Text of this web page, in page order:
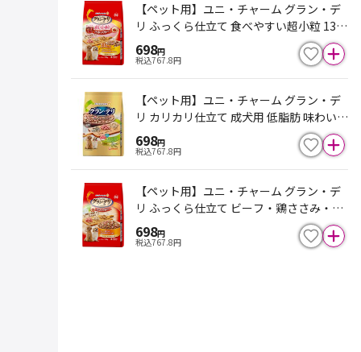
【ペット用】ユニ・チャーム グラン・デ
リ ふっくら仕立て 食べやすい超小粒 13歳
以上用 鶏ささみ・ビーフ・緑黄色野菜・
小魚・チーズ入 700g
698円
税込767.8円
【ペット用】ユニ・チャーム グラン・デ
リ カリカリ仕立て 成犬用 低脂肪 味わいビ
ーフ入セレクト ～脂肪分約25％カット～
700g
698円
税込767.8円
【ペット用】ユニ・チャーム グラン・デ
リ ふっくら仕立て ビーフ・鶏ささみ・緑
黄色野菜・チーズ・角切りビーフ粒入り 7
50g
698円
税込767.8円